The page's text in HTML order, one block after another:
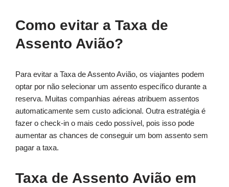
Como evitar a Taxa de
Assento Avião?
Para evitar a Taxa de Assento Avião, os viajantes podem
optar por não selecionar um assento específico durante a
reserva. Muitas companhias aéreas atribuem assentos
automaticamente sem custo adicional. Outra estratégia é
fazer o check-in o mais cedo possível, pois isso pode
aumentar as chances de conseguir um bom assento sem
pagar a taxa.
Taxa de Assento Avião em